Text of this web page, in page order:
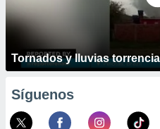
Tornados y lluvias
Síguenos